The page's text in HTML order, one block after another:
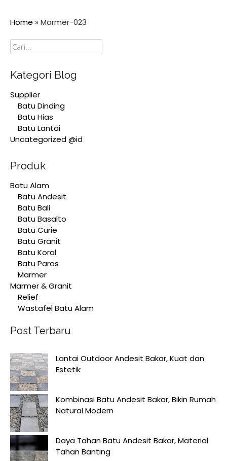
Home » Marmer-023
Cari
Kategori Blog
Supplier
Batu Dinding
Batu Hias
Batu Lantai
Uncategorized @id
Produk
Batu Alam
Batu Andesit
Batu Bali
Batu Basalto
Batu Curie
Batu Granit
Batu Koral
Batu Paras
Marmer
Marmer & Granit
Relief
Wastafel Batu Alam
Post Terbaru
Lantai Outdoor Andesit Bakar, Kuat dan
Estetik
Kombinasi Batu Andesit Bakar, Bikin Rumah
Natural Modern
Daya Tahan Batu Andesit Bakar, Material
Tahan Banting